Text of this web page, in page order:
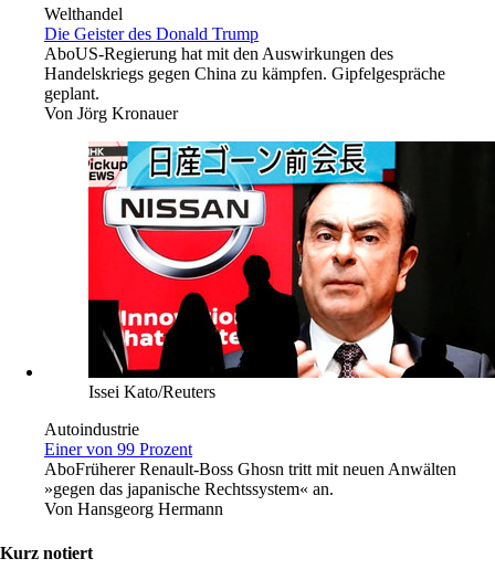
Welthandel
Die Geister des Donald Trump
AboUS-Regierung hat mit den Auswirkungen des
Handelskriegs gegen China zu kämpfen. Gipfelgespräche
geplant.
Von Jörg Kronauer
Issei Kato/Reuters
Autoindustrie
Einer von 99 Prozent
AboFrüherer Renault-Boss Ghosn tritt mit neuen Anwälten
»gegen das japanische Rechtssystem« an.
Von Hansgeorg Hermann
Kurz notiert